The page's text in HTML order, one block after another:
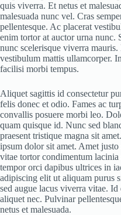
quis viverra. Et netus et
malesuada nunc vel. Cras
pellentesque. Ac placerat
enim tortor at auctor urna nunc.
nunc scelerisque viverra
vestibulum mattis ullamcorper.
facilisi morbi tempus.
Aliquet sagittis id consectetur
felis donec et odio. Fames ac
convallis posuere morbi leo.
quam quisque id. Nunc sed
praesent tristique magna sit
ipsum dolor sit amet. Amet
vitae tortor condimentum
tempor orci dapibus ultrices in
adipiscing elit ut aliquam purus
sed augue lacus viverra vitae.
aliquet nec. Pulvinar
netus et malesuada.